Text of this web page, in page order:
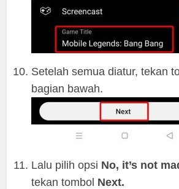
Setelah semua diatur, tekan
bagian bawah.
Lalu pilih opsi No, it’s not
tekan tombol Next.